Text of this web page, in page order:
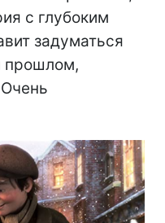
с глубоким
задуматься
прошлом,